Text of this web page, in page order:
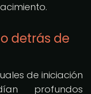
detrás de
de iniciación
profundos